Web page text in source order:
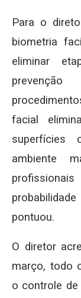
Para o
biometria
eliminar
facial
superfícies
ambiente
pontuou.
O diretor
março, todo
o controle